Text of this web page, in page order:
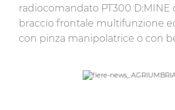
radiocomandato PT300 D:MINE
braccio frontale multifunzione
con pinza manipolatrice o con